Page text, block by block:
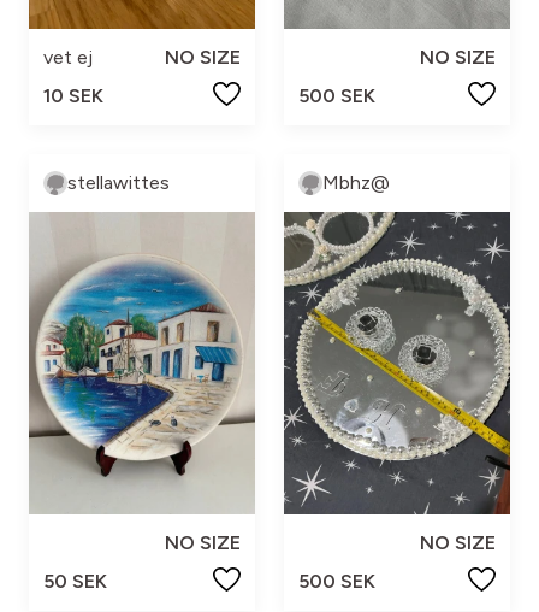
vet ej
NO SIZE
10 SEK
NO SIZE
500 SEK
stellawittes
NO SIZE
50 SEK
Mbhz@
NO SIZE
500 SEK